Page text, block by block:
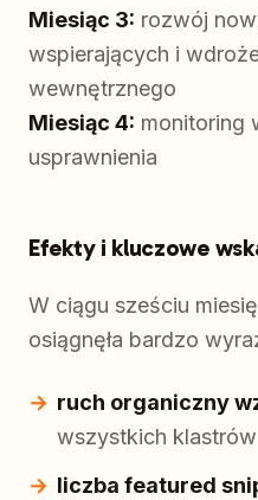
Miesiąc 3: rozwój
wspierających i
wewnętrznego
Miesiąc 4: monitoring
usprawnienia
Efekty i kluczowe
W ciągu sześciu
osiągnęła bardzo
ruch organiczny
wszystkich klastrów
liczba featured